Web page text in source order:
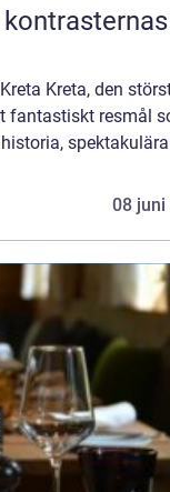
Kreta, den
fantastiskt resmål
spektakulära
08 juni